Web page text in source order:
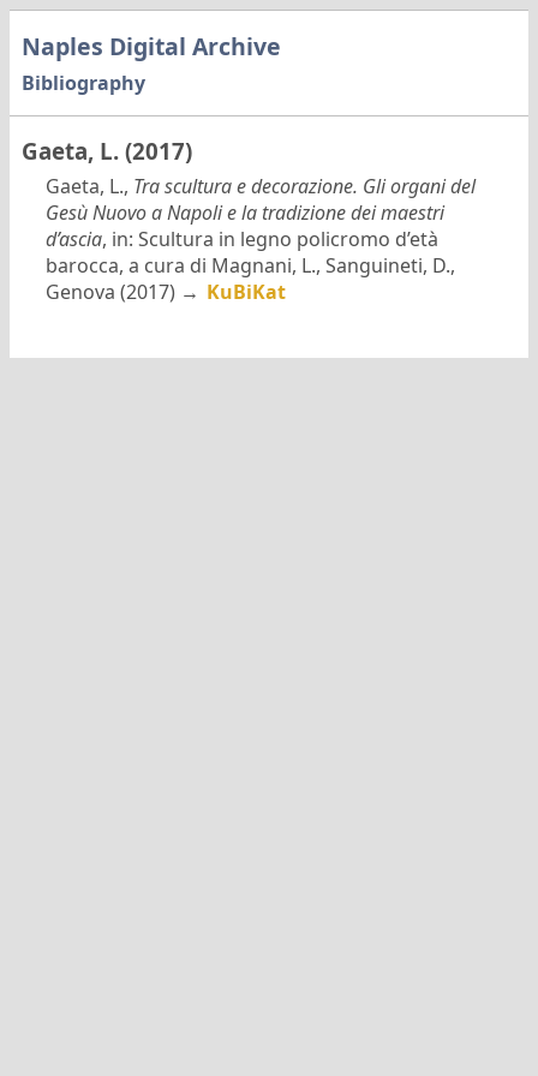
Naples Digital Archive
Bibliography
Gaeta, L. (2017)
Gaeta, L., Tra scultura e decorazione. Gli organi del
Gesù Nuovo a Napoli e la tradizione dei maestri
d’ascia, in: Scultura in legno policromo d’età
barocca, a cura di Magnani, L., Sanguineti, D.,
Genova (2017) → KuBiKat